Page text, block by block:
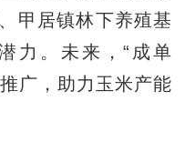
甲居镇林下养殖基
力。未来，“成单
广，助力玉米产能